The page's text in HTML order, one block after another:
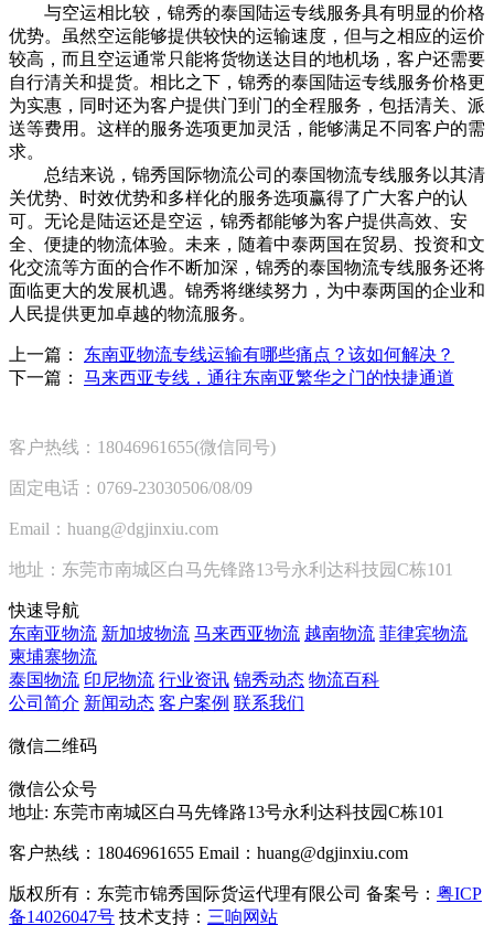
与空运相比较，锦秀的泰国陆运专线服务具有明显的价格
优势。虽然空运能够提供较快的运输速度，但与之相应的运价
较高，而且空运通常只能将货物送达目的地机场，客户还需要
自行清关和提货。相比之下，锦秀的泰国陆运专线服务价格更
为实惠，同时还为客户提供门到门的全程服务，包括清关、派
送等费用。这样的服务选项更加灵活，能够满足不同客户的需
求。
总结来说，锦秀国际物流公司的泰国物流专线服务以其清
关优势、时效优势和多样化的服务选项赢得了广大客户的认
可。无论是陆运还是空运，锦秀都能够为客户提供高效、安
全、便捷的物流体验。未来，随着中泰两国在贸易、投资和文
化交流等方面的合作不断加深，锦秀的泰国物流专线服务还将
面临更大的发展机遇。锦秀将继续努力，为中泰两国的企业和
人民提供更加卓越的物流服务。
上一篇： 东南亚物流专线运输有哪些痛点？该如何解决？
下一篇： 马来西亚专线，通往东南亚繁华之门的快捷通道
客户热线：18046961655(微信同号)
固定电话：0769-23030506/08/09
Email：huang@dgjinxiu.com
地址：东莞市南城区白马先锋路13号永利达科技园C栋101
快速导航
东南亚物流 新加坡物流 马来西亚物流 越南物流 菲律宾物流
柬埔寨物流
泰国物流 印尼物流 行业资讯 锦秀动态 物流百科
公司简介 新闻动态 客户案例 联系我们
微信二维码
微信公众号
地址: 东莞市南城区白马先锋路13号永利达科技园C栋101
客户热线：18046961655 Email：huang@dgjinxiu.com
版权所有：东莞市锦秀国际货运代理有限公司 备案号： 粤ICP
备14026047号 技术支持： 三响网站